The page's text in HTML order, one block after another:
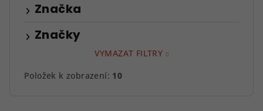
Značky
Značka
VYMAZAT FILTRY
Položek k zobrazení: 10